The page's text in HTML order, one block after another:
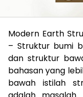
Modern Earth
– Struktur bumi
dan struktur
bahasan yang
bawah istilah